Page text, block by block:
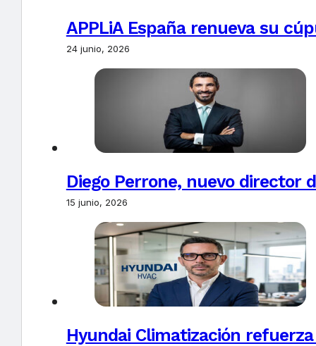
APPLiA España renueva su
24 junio, 2026
Diego Perrone, nuevo director
15 junio, 2026
Hyundai Climatización